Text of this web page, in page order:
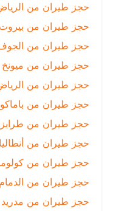
حجز طيران من الرياض إلى
حجز طيران من بيروت إلى
حجز طيران من الجوف إلى
حجز طيران من ميونخ إلى
حجز طيران من الرياض إلى
حجز طيران من باماكو إلى
حجز طيران من طرابزون إلى
حجز طيران من أنطاليا إلى
حجز طيران من كولومبو إلى
حجز طيران من الدمام إلى
حجز طيران من مدريد إلى